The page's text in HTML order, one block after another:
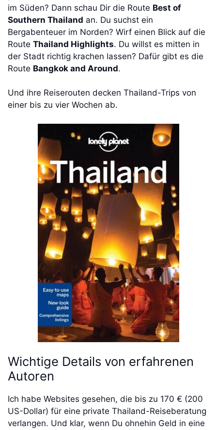
im Süden? Dann schau Dir die Route Best of
Southern Thailand an. Du suchst ein
Bergabenteuer im Norden? Wirf einen Blick auf die
Route Thailand Highlights. Du willst es mitten in
der Stadt richtig krachen lassen? Dafür gibt es die
Route Bangkok and Around.
Und ihre Reiserouten decken Thailand-Trips von
einer bis zu vier Wochen ab.
Wichtige Details von erfahrenen
Autoren
Ich habe Websites gesehen, die bis zu 170 € (200
US-Dollar) für eine private Thailand-Reiseberatung
verlangen. Und klar, wenn Du ohnehin Geld in eine